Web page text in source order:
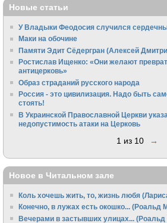
Новые статьи
У Владыки Феодосия случился
Маки на обочине
Памяти Эдит Сёдергран (Алексей
Ростислав Ищенко: «Они желают
антицерковь»
Образ страданий русского народа
Россия - это цивилизация. Надо быть
стоять!
В Украинской Православной Церкви
недопустимость атаки на Церковь
1 из 10 →
Новое в Читальном зале
Коль хочешь жить, то, жизнь любя
Конечно, в лужах есть окошко...
Вечерами в застывших улицах...